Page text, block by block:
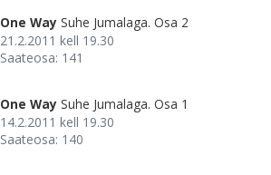
One Way Suhe Jumalaga. Osa 2
21.2.2011 kell 19.30
Saateosa: 141
One Way Suhe Jumalaga. Osa 1
14.2.2011 kell 19.30
Saateosa: 140